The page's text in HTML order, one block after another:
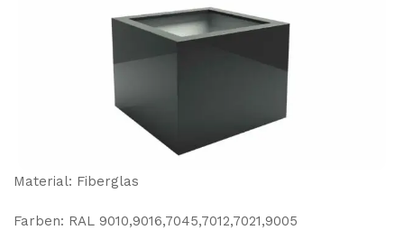
Material: Fiberglas
Farben: RAL 9010,9016,7045,7012,7021,9005